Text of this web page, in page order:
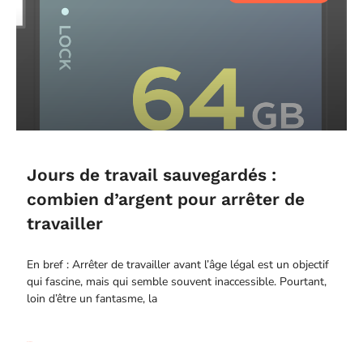
Jours de travail sauvegardés :
combien d’argent pour arrêter de
travailler
En bref : Arrêter de travailler avant l’âge légal est un objectif
qui fascine, mais qui semble souvent inaccessible. Pourtant,
loin d’être un fantasme, la